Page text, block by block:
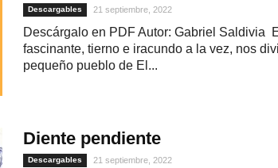
Descargables 21 septiembre, 2022
Descárgalo en PDF Autor: Gabriel Saldivia
fascinante, tierno e iracundo a la vez, nos
pequeño pueblo de El...
Diente pendiente
Descargables 21 septiembre, 2022